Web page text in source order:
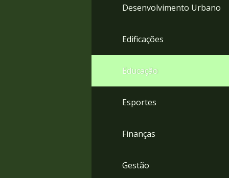
Desenvolvimento Urbano
Edificações
Educação
Esportes
Finanças
Gestão